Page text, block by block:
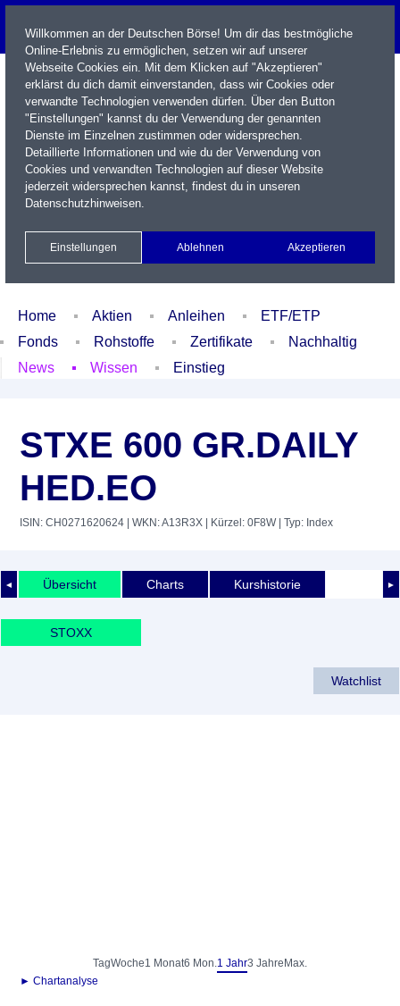
Name / WKN / ISIN / Kürzel
Xetra Realtime
Watchlist Portfolio Login
Home Aktien Anleihen
ETF/ETP
Fonds
Rohstoffe Zertifikate
Nachhaltig
News
Wissen Einstieg
STXE 600 GR.DAILY
HED.EO
ISIN: CH0271620624 | WKN: A13R3X | Kürzel: 0F8W| Typ: Index
◄ ►
Übersicht Charts Kurshistorie
STOXX
Watchlist
TagWoche1 Monat6 Mon.1 Jahr3 Jahre Max.
► Chartanalyse
Willkommen an der Deutschen Börse! Um dir das bestmögliche
Online-Erlebnis zu ermöglichen, setzen wir auf unserer
Webseite Cookies ein. Mit dem Klicken auf "Akzeptieren"
erklärst du dich damit einverstanden, dass wir Cookies oder
verwandte Technologien verwenden dürfen. Über den Button
"Einstellungen" kannst du der Verwendung der genannten
Dienste im Einzelnen zustimmen oder widersprechen.
Detaillierte Informationen und wie du der Verwendung von
Cookies und verwandten Technologien auf dieser Website
jederzeit widersprechen kannst, findest du in unseren
Datenschutzhinweisen.
Einstellungen Ablehnen Akzeptieren